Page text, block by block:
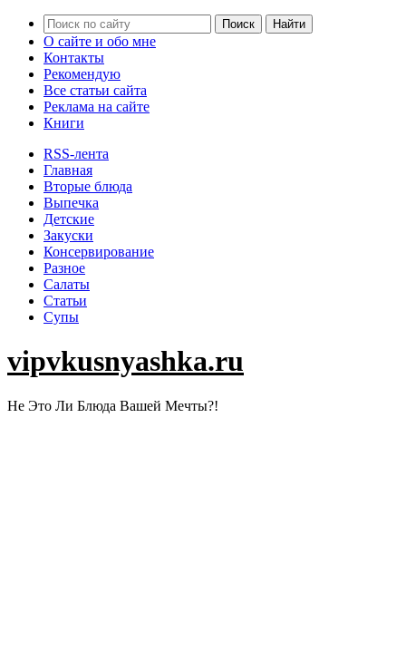
О сайте и обо мне
Контакты
Рекомендую
Все статьи сайта
Реклама на сайте
Книги
RSS-лента
Главная
Вторые блюда
Выпечка
Детские
Закуски
Консервирование
Разное
Салаты
Статьи
Супы
vipvkusnyashka.ru
Не Это Ли Блюда Вашей Мечты?!